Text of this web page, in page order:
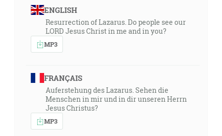
ENGLISH
Resurrection of Lazarus. Do people see our
LORD Jesus Christ in me and in you?
MP3
FRANÇAIS
Auferstehung des Lazarus. Sehen die
Menschen in mir und in dir unseren Herrn
Jesus Christus?
MP3